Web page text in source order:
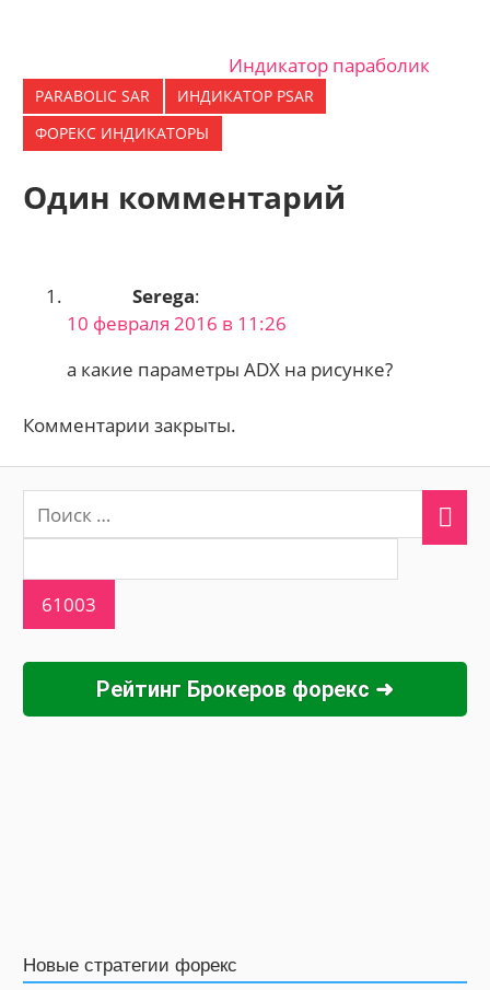
Индикатор параболик
PARABOLIC SAR
ИНДИКАТОР PSAR
ФОРЕКС ИНДИКАТОРЫ
Один комментарий
Serega:
10 февраля 2016 в 11:26
а какие параметры ADX на рисунке?
Комментарии закрыты.
Рейтинг Брокеров форекс ➜
Новые стратегии форекс